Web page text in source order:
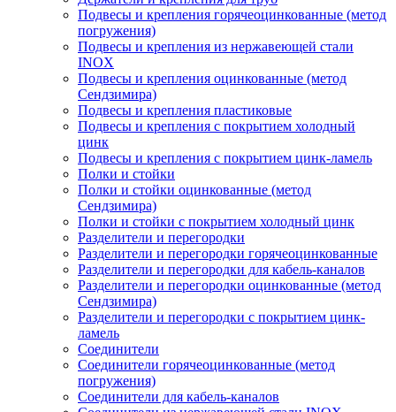
Подвесы и крепления горячеоцинкованные (метод
погружения)
Подвесы и крепления из нержавеющей стали
INOX
Подвесы и крепления оцинкованные (метод
Сендзимира)
Подвесы и крепления пластиковые
Подвесы и крепления с покрытием холодный
цинк
Подвесы и крепления с покрытием цинк-ламель
Полки и стойки
Полки и стойки оцинкованные (метод
Сендзимира)
Полки и стойки с покрытием холодный цинк
Разделители и перегородки
Разделители и перегородки горячеоцинкованные
Разделители и перегородки для кабель-каналов
Разделители и перегородки оцинкованные (метод
Сендзимира)
Разделители и перегородки с покрытием цинк-
ламель
Соединители
Соединители горячеоцинкованные (метод
погружения)
Соединители для кабель-каналов